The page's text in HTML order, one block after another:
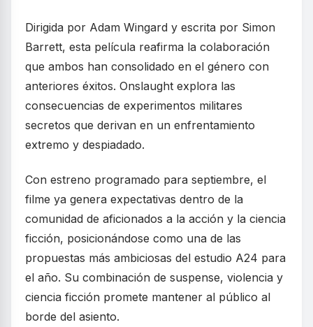
Dirigida por Adam Wingard y escrita por Simon
Barrett, esta película reafirma la colaboración
que ambos han consolidado en el género con
anteriores éxitos. Onslaught explora las
consecuencias de experimentos militares
secretos que derivan en un enfrentamiento
extremo y despiadado.
Con estreno programado para septiembre, el
filme ya genera expectativas dentro de la
comunidad de aficionados a la acción y la ciencia
ficción, posicionándose como una de las
propuestas más ambiciosas del estudio A24 para
el año. Su combinación de suspense, violencia y
ciencia ficción promete mantener al público al
borde del asiento.